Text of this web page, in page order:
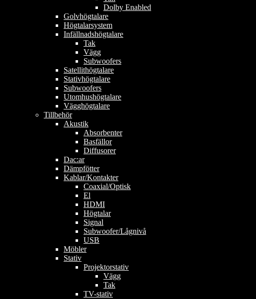
Dolby Enabled
Golvhögtalare
Högtalarsystem
Infällnadshögtalare
Tak
Vägg
Subwoofers
Satellithögtalare
Stativhögtalare
Subwoofers
Utomhushögtalare
Vägghögtalare
Tillbehör
Akustik
Absorbenter
Basfällor
Diffusorer
Dac:ar
Dämpfötter
Kablar/Kontakter
Coaxial/Optisk
El
HDMI
Högtalar
Signal
Subwoofer/Lågnivå
USB
Möbler
Stativ
Projektorstativ
Vägg
Tak
TV-stativ